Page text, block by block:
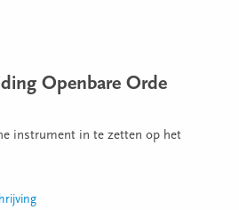
Openbare Orde
instrument in te zetten op het